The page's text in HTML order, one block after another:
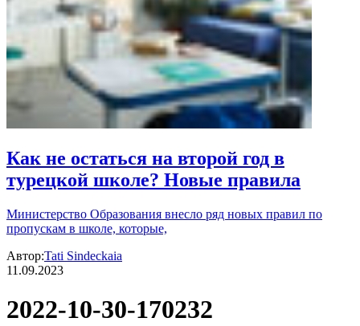
Как не остаться на второй год в
турецкой школе? Новые правила
Министерство Образования внесло ряд новых правил по
пропускам в школе, которые,
Автор:Tati Sindeckaia
11.09.2023
2022-10-30-170232